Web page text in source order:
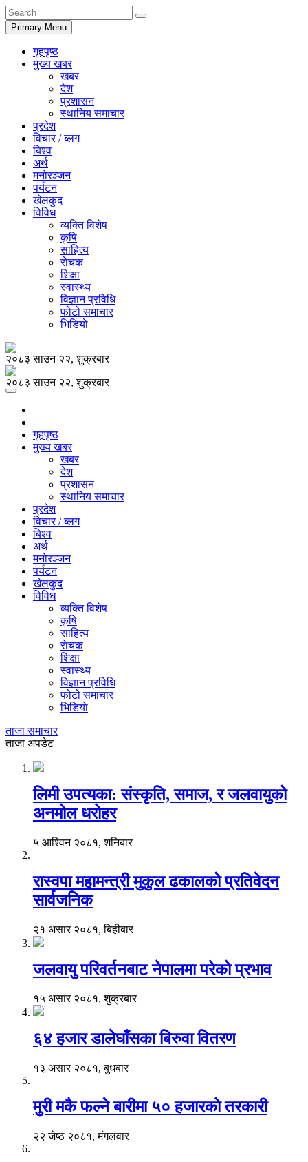
Primary Menu
गृहपृष्ठ
मुख्य खबर
खबर
देश
प्रशासन
स्थानिय समाचार
प्रदेश
विचार / ब्लग
बिश्व
अर्थ
मनोरञ्जन
पर्यटन
खेलकुद
विविध
व्यक्ति विशेष
कृषि
साहित्य
राेचक
शिक्षा
स्वास्थ्य
विज्ञान प्रविधि
फोटो समाचार
भिडियाे
२०८३ साउन २२, शुक्रबार
२०८३ साउन २२, शुक्रबार
गृहपृष्ठ
मुख्य खबर
खबर
देश
प्रशासन
स्थानिय समाचार
प्रदेश
विचार / ब्लग
बिश्व
अर्थ
मनोरञ्जन
पर्यटन
खेलकुद
विविध
व्यक्ति विशेष
कृषि
साहित्य
राेचक
शिक्षा
स्वास्थ्य
विज्ञान प्रविधि
फोटो समाचार
भिडियाे
ताजा समाचार
ताजा अपडेट
लिमी उपत्यका: संस्कृति, समाज, र जलवायुको
अनमोल धरोहर
५ आश्विन २०८१, शनिबार
रास्वपा महामन्त्री मुकुल ढकालको प्रतिवेदन
सार्वजनिक
२१ असार २०८१, बिहीबार
जलवायु परिवर्तनबाट नेपालमा परेको प्रभाव
१५ असार २०८१, शुक्रबार
६४ हजार डालेघाँसका बिरुवा वितरण
१३ असार २०८१, बुधबार
मुरी मकै फल्ने बारीमा ५० हजारको तरकारी
२२ जेष्ठ २०८१, मंगलवार